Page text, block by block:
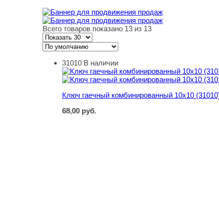
Всего товаров показано 13 из 13
Ключ гаечный комбинированный 10х10
31010 В наличии
Ключ гаечный комбинированный 10х10
68,00 руб.